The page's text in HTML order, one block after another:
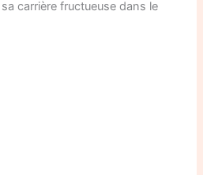
carrière fructueuse dans le